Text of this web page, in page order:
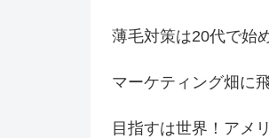
薄毛対策は20代で始
マーケティング畑に
目指すは世界！アメ